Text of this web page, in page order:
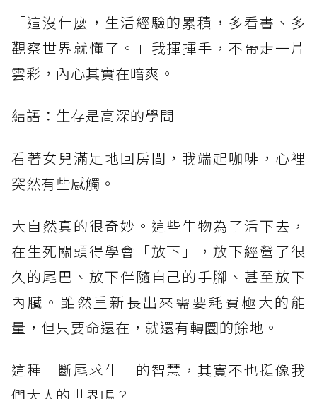
「這沒什麼，生活經驗的累積，多看書、多
觀察世界就懂了。」我揮揮手，不帶走一片
雲彩，內心其實在暗爽。
結語：生存是高深的學問
看著女兒滿足地回房間，我端起咖啡，心裡
突然有些感觸。
大自然真的很奇妙。這些生物為了活下去，
在生死關頭得學會「放下」，放下經營了很
久的尾巴、放下伴隨自己的手腳、甚至放下
內臟。雖然重新長出來需要耗費極大的能
量，但只要命還在，就還有轉圜的餘地。
這種「斷尾求生」的智慧，其實不也挺像我